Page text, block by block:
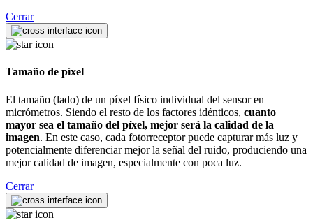
Cerrar
Tamaño de píxel
El tamaño (lado) de un píxel físico individual del sensor en
micrómetros. Siendo el resto de los factores idénticos, cuanto
mayor sea el tamaño del píxel, mejor será la calidad de la
imagen. En este caso, cada fotorreceptor puede capturar más luz y
potencialmente diferenciar mejor la señal del ruido, produciendo una
mejor calidad de imagen, especialmente con poca luz.
Cerrar